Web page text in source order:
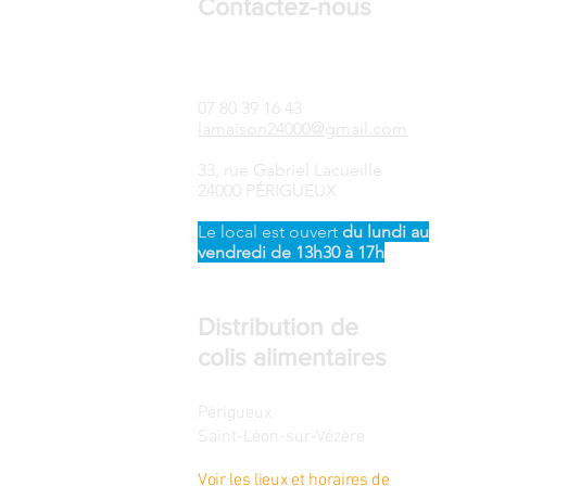
Contactez-nous
07 80 39 16 43
lamaison24000@gmail.com
33, rue Gabriel Lacueille
24000 PÉRIGUEUX
Le local est ouvert ​ du lundi au
vendredi de 13h30 à 17h
Distribution de
colis alimentaires
Périgueux
Saint-Léon-sur-Vézère
Voir les lieux et horaires de